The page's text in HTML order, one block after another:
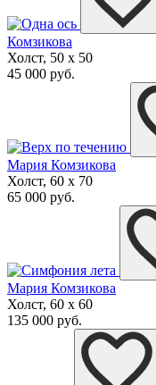
Комзикова
Холст, 50 x 50
45 000 руб.
Мария Комзикова
Холст, 60 x 70
65 000 руб.
Мария Комзикова
Холст, 60 x 60
135 000 руб.